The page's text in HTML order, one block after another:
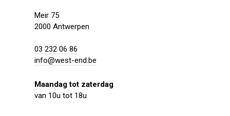
Meir 75
2000 Antwerpen
03 232 06 86
info@west-end.be
Maandag tot zaterdag
van 10u tot 18u